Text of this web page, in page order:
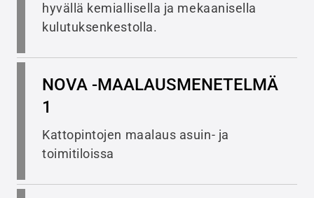
hyvällä kemiallisella ja mekaanisella
kulutuksenkestolla.
NOVA -MAALAUSMENETELMÄ
1
Kattopintojen maalaus asuin- ja
toimitiloissa